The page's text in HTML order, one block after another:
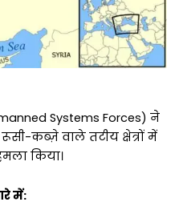
Systems Forces) ने
कब्ज़े वाले तटीय क्षेत्रों में
किया।
में: